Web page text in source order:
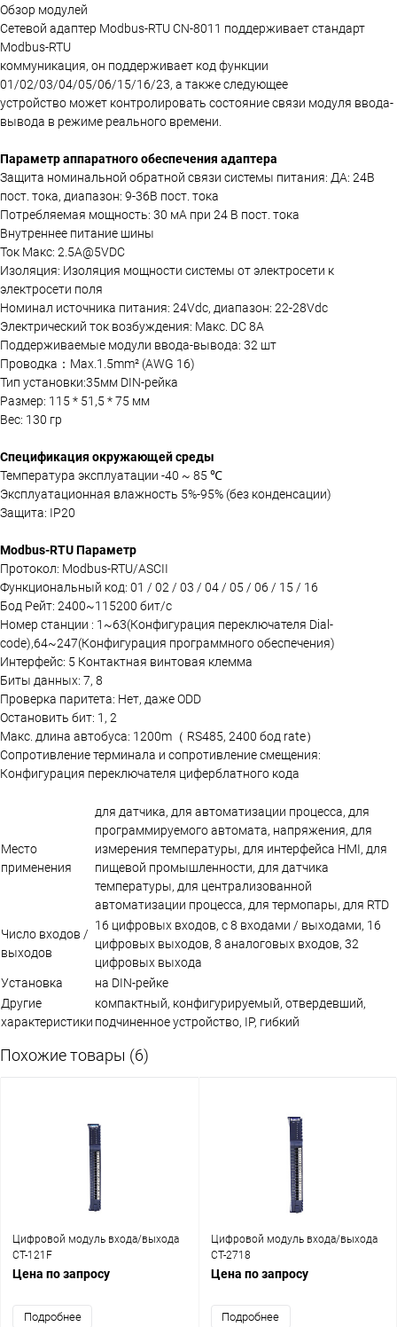
Обзор модулей
Сетевой адаптер Modbus-RTU CN-8011 поддерживает стандарт
Modbus-RTU
коммуникация, он поддерживает код функции
01/02/03/04/05/06/15/16/23, а также следующее
устройство может контролировать состояние связи модуля ввода-
вывода в режиме реального времени.
Параметр аппаратного обеспечения адаптера
Защита номинальной обратной связи системы питания: ДА: 24В
пост. тока, диапазон: 9-36В пост. тока
Потребляемая мощность: 30 мА при 24 В пост. тока
Внутреннее питание шины
Ток Макс: 2.5A@5VDC
Изоляция: Изоляция мощности системы от электросети к
электросети поля
Номинал источника питания: 24Vdc, диапазон: 22-28Vdc
Электрический ток возбуждения: Макс. DC 8A
Поддерживаемые модули ввода-вывода: 32 шт
Проводка：Max.1.5mm² (AWG 16)
Тип установки:35мм DIN-рейка
Размер: 115 * 51,5 * 75 мм
Вес: 130 гр
Спецификация окружающей среды
Температура эксплуатации -40 ~ 85 ℃
Эксплуатационная влажность 5%-95% (без конденсации)
Защита: IP20
Modbus-RTU Параметр
Протокол: Modbus-RTU/ASCII
Функциональный код: 01 / 02 / 03 / 04 / 05 / 06 / 15 / 16
Бод Рейт: 2400~115200 бит/с
Номер станции : 1~63(Конфигурация переключателя Dial-
code),64~247(Конфигурация программного обеспечения)
Интерфейс: 5 Контактная винтовая клемма
Биты данных: 7, 8
Проверка паритета: Нет, даже ODD
Остановить бит: 1, 2
Макс. длина автобуса: 1200m（ RS485, 2400 бод rate）
Сопротивление терминала и сопротивление смещения:
Конфигурация переключателя циферблатного кода
Место
применения
для датчика, для автоматизации процесса, для
программируемого автомата, напряжения, для
измерения температуры, для интерфейса HMI, для
пищевой промышленности, для датчика
температуры, для централизованной
автоматизации процесса, для термопары, для RTD
Число входов /
выходов
16 цифровых входов, с 8 входами / выходами, 16
цифровых выходов, 8 аналоговых входов, 32
цифровых выхода
Установка
на DIN-рейке
Другие
характеристики
компактный, конфигурируемый, отвердевший,
подчиненное устройство, IP, гибкий
Похожие товары (6)
Цифровой модуль входа/выхода
CT-121F
Цена по запросу
Подробнее
Цифровой модуль входа/выхода
CT-2718
Цена по запросу
Подробнее